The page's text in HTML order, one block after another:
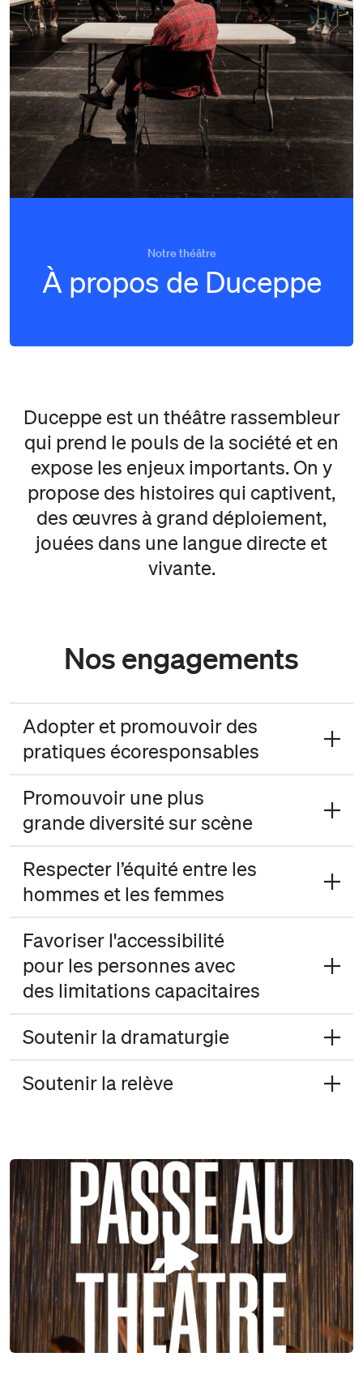
Notre théâtre
À propos de Duceppe
Duceppe est un théâtre rassembleur
qui prend le pouls de la société et en
expose les enjeux importants. On y
propose des histoires qui captivent,
des œuvres à grand déploiement,
jouées dans une langue directe et
vivante.
Nos engagements
Adopter et promouvoir des
pratiques écoresponsables
Promouvoir une plus
grande diversité sur scène
Respecter l’équité entre les
hommes et les femmes
Favoriser l'accessibilité
pour les personnes avec
des limitations capacitaires
Soutenir la dramaturgie
Soutenir la relève
Play